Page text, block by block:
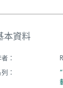
本資料
：
：